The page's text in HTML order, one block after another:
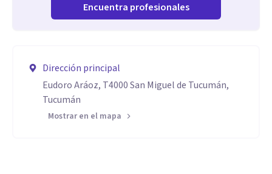
Encuentra profesionales
Dirección principal
Eudoro Aráoz, T4000 San Miguel de Tucumán,
Tucumán
Mostrar en el mapa